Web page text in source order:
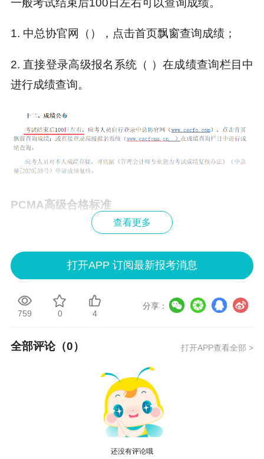
1. 中总协官网（ ），点击首页飘窗查询成绩；
2. 直接登录高级报名系统（ ）在成绩查询栏目中
进行成绩查询。
PCMA高级合格标准
1. 高级管理会计综合科目：试卷满分 100 分，60
分以上（含 60 分）为成绩合格。
8000 字。考试后 15 个工作日内提交。案例满分
会计网校提供的以上PCMA管理会计
仅供参考，如有异议，请考生以权威部门公布的
查看更多
打开APP 订阅最新报考消息
759 0 4
分享：
全部评论（0） 打开APP查看全部 >
还没有评论哦